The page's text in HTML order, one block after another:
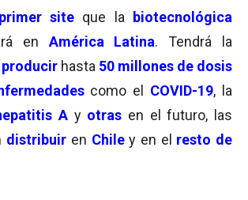
primer site que la biotecnológica
en América Latina. Tendrá la
hasta 50 millones de dosis
como el COVID-19, la
A y otras en el futuro, las
distribuir en Chiley en el resto de